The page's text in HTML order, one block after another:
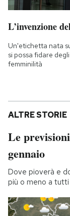
L’invenzione
Un'etichetta nata
si possa fidare
femminilità
ALTRE STORIE
Le
gennaio
Dove pioverà e
più o meno a tutti